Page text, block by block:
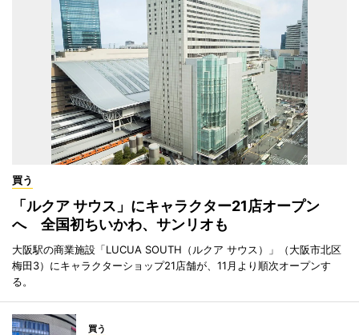
買う
「ルクア サウス」にキャラクター21店オープン
へ 全国初ちいかわ、サンリオも
大阪駅の商業施設「LUCUA SOUTH（ルクア サウス）」（大阪市北区
梅田3）にキャラクターショップ21店舗が、11月より順次オープンす
る。
買う